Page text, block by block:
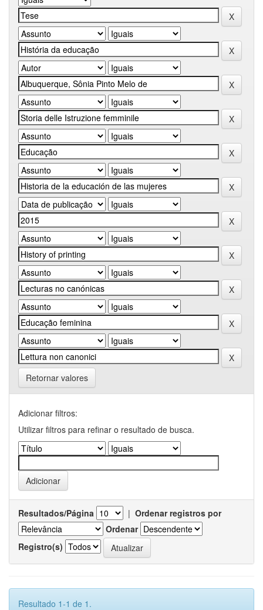
Retornar valores
Adicionar filtros:
Utilizar filtros para refinar o resultado de busca.
Resultados/Página | Ordenar registros por
Ordenar
Registro(s)
Resultado 1-1 de 1.